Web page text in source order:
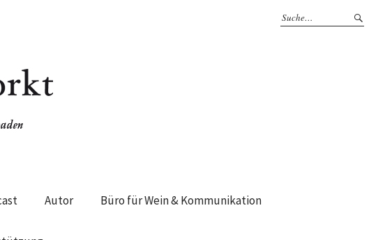
Autor Büro für Wein & Kommunikation